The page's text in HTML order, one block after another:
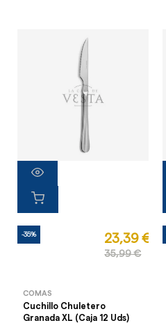
-35% 23,39 €
35,99 €
COMAS
Cuchillo Chuletero
Granada XL (Caja 12 Uds)